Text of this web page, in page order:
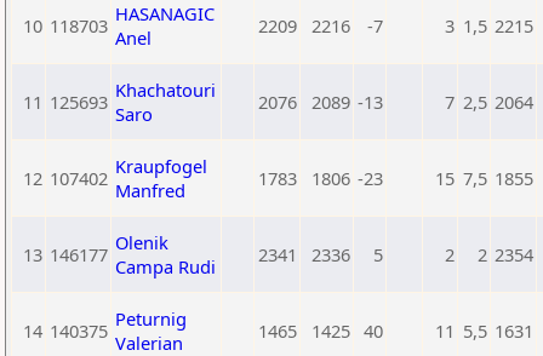
10 118703 HASANAGIC
Anel
2209 2216 -7 3 1,5 2215
11 125693 Khachatouri
Saro
2076 2089 -13 7 2,5 2064
12 107402 Kraupfogel
Manfred
1783 1806 -23 15 7,5 1855
13 146177 Olenik
Campa Rudi
2341 2336 5 2 2 2354
14 140375 Peturnig
Valerian
1465 1425 40 11 5,5 1631